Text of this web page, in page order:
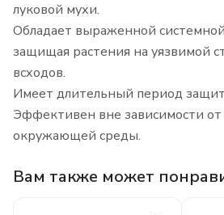
луковой мухи.
Обладает выраженной
защищая растения на уязвимой
всходов.
Имеет длительный период
Эффективен вне зависимости от
окружающей среды.
Вам также может